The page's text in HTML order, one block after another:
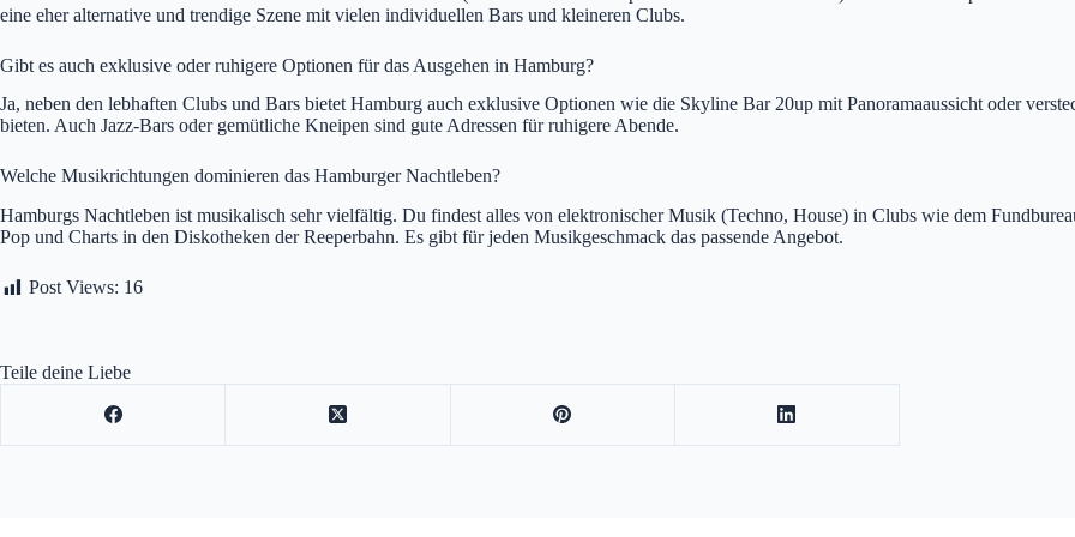
eine eher alternative und trendige Szene mit vielen individuellen Bars und kleineren Clubs.
Gibt es auch exklusive oder ruhigere Optionen für das Ausgehen in Hamburg?
Ja, neben den lebhaften Clubs und Bars bietet Hamburg auch exklusive Optionen wie die Skyline Bar 20up mit Panoramaaussicht oder
bieten. Auch Jazz-Bars oder gemütliche Kneipen sind gute Adressen für ruhigere Abende.
Welche Musikrichtungen dominieren das Hamburger Nachtleben?
Hamburgs Nachtleben ist musikalisch sehr vielfältig. Du findest alles von elektronischer Musik (Techno, House) in Clubs wie dem
Pop und Charts in den Diskotheken der Reeperbahn. Es gibt für jeden Musikgeschmack das passende Angebot.
Post Views: 16
Teile deine Liebe